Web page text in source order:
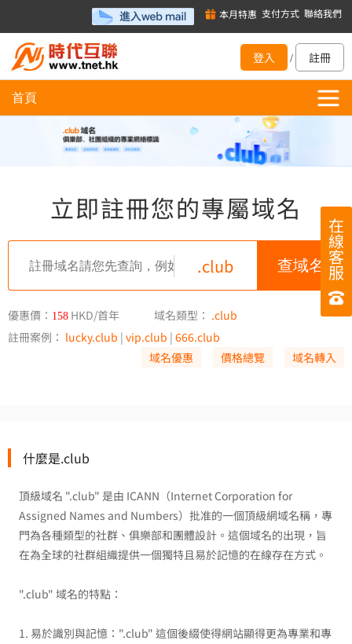
本月特惠 支付方式 聯絡我們
登入 / 註冊
在
線
客
服
首頁
立即註冊您的專屬域名
.club
優惠價： 158 HKD/首年 域名類型： .club
註冊案例： lucky.club | vip.club | 666.club
域名優惠
價格總覽 域名轉入
什麼是.club
頂級域名 ".club" 是由 ICANN（Internet Corporation for
Assigned Names and Numbers）批准的一個頂級網域名稱，專
門為各種類型的社群、俱樂部和團體設計。這個域名的出現，旨
在為全球的社群組織提供一個獨特且易於記憶的在線存在方式。
".club" 域名的特點：
1. 易於識別與記憶：".club" 這個後綴使得網站顯得更為專業和專